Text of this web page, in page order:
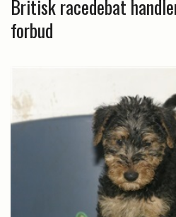
Britisk racedebat
forbud